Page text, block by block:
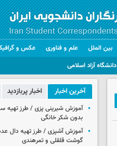
دانشگاه آزاد اسلامی
بین الملل علم و فناوری عکس و
آخرین اخبار اخبار پربازدید
آموزش شیرینی پزی / طرز تهیه
بدون شکر خانگی
آموزش آشپزی / طرز تهیه دال
گوشت قلقلی و تمرهندی